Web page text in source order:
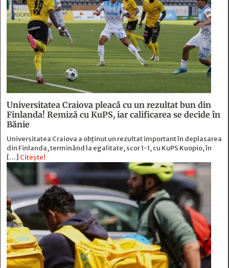
Universitatea Craiova pleacă cu un rezultat bun din
Finlanda! Remiză cu KuPS, iar calificarea se decide în
Bănie
Universitatea Craiova a obținut un rezultat important în deplasarea
din Finlanda, terminând la egalitate, scor 1-1, cu KuPS Kuopio, în
[…] Citește!